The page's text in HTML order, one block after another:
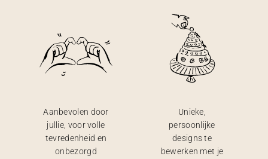
Aanbevolen door
jullie, voor volle
tevredenheid en
onbezorgd
Unieke,
persoonlijke
designs te
bewerken met je